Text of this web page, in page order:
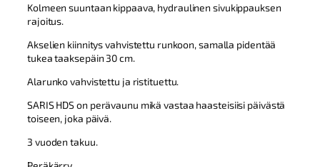
o
i
:
1
0
9
9
1
9
Kolmeen suuntaan kippaava, hydraulinen sivukippauksen
rajoitus.
Akselien kiinnitys vahvistettu runkoon, samalla pidentää
tukea taaksepäin 30 cm.
Alarunko vahvistettu ja ristituettu.
SARIS HDS on perävaunu mikä vastaa haasteisiisi päivästä
toiseen, joka päivä.
3 vuoden takuu.